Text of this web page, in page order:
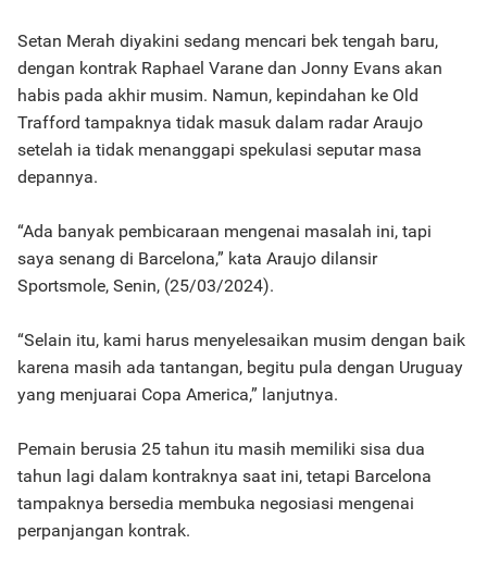
Setan Merah diyakini sedang mencari bek tengah baru,
dengan kontrak Raphael Varane dan Jonny Evans akan
habis pada akhir musim. Namun, kepindahan ke Old
Trafford tampaknya tidak masuk dalam radar Araujo
setelah ia tidak menanggapi spekulasi seputar masa
depannya.
“Ada banyak pembicaraan mengenai masalah ini, tapi
saya senang di Barcelona,” kata Araujo dilansir
Sportsmole, Senin, (25/03/2024).
“Selain itu, kami harus menyelesaikan musim dengan baik
karena masih ada tantangan, begitu pula dengan Uruguay
yang menjuarai Copa America,” lanjutnya.
Pemain berusia 25 tahun itu masih memiliki sisa dua
tahun lagi dalam kontraknya saat ini, tetapi Barcelona
tampaknya bersedia membuka negosiasi mengenai
perpanjangan kontrak.